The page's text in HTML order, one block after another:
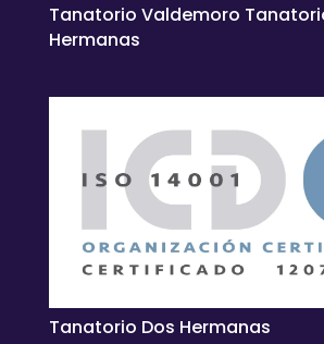
Tanatorio Valdemoro
Hermanas
Tanatorio Dos Hermanas